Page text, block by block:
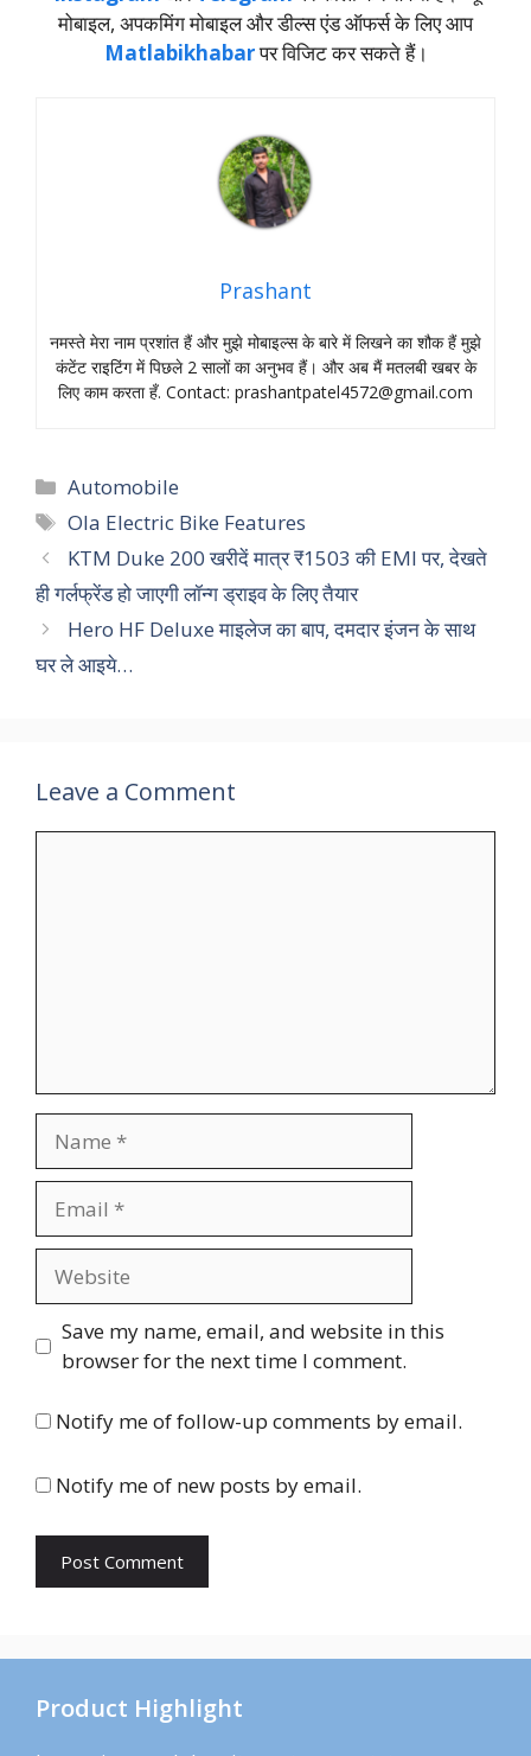
मोबाइल, अपकमिंग मोबाइल और डील्‍स एंड ऑफर्स के लिए आप
Matlabikhabarपर विजिट कर सकते हैं।
Prashant
नमस्‍ते मेरा नाम प्रशांत हैं और मुझे मोबाइल्‍स के बारे में लिखने का शौक हैं मुझे
कंटेंट राइटिंग में पिछले 2 सालों का अनुभव हैं। और अब मैं मतलबी खबर के
लिए काम करता हँ. Contact: prashantpatel4572@gmail.com
Categories
Automobile
Tags
Ola Electric Bike Features
KTM Duke 200 खरीदें मात्र ₹1503 की EMI पर, देखते
ही गर्लफ्रेंड हो जाएगी लॉन्ग ड्राइव के लिए तैयार
Hero HF Deluxe माइलेज का बाप, दमदार इंजन के साथ
घर ले आइये…
Leave a Comment
Save my name, email, and website in this
browser for the next time I comment.
Notify me of follow-up comments by email.
Notify me of new posts by email.
Product Highlight